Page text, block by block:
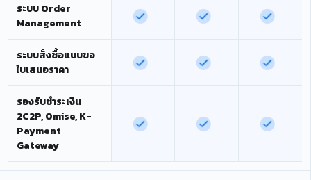
ระบบ Order
Management
ระบบสั่งซื้อแบบขอ
ใบเสนอราคา
รองรับชำระเงิน
2C2P, Omise, K-
Payment
Gateway